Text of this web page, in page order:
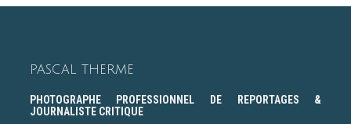
PASCAL THERME
PHOTOGRAPHE PROFESSIONNEL DE REPORTAGES &
JOURNALISTE CRITIQUE